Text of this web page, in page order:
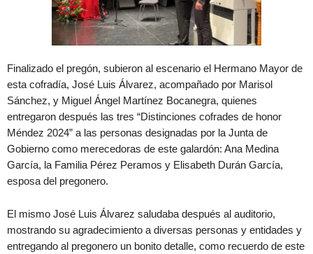
Finalizado el pregón, subieron al escenario el Hermano Mayor de
esta cofradía, José Luis Álvarez, acompañado por Marisol
Sánchez, y Miguel Ángel Martínez Bocanegra, quienes
entregaron después las tres “Distinciones cofrades de honor
Méndez 2024” a las personas designadas por la Junta de
Gobierno como merecedoras de este galardón: Ana Medina
García, la Familia Pérez Peramos y Elisabeth Durán García,
esposa del pregonero.
El mismo José Luis Álvarez saludaba después al auditorio,
mostrando su agradecimiento a diversas personas y entidades y
entregando al pregonero un bonito detalle, como recuerdo de este